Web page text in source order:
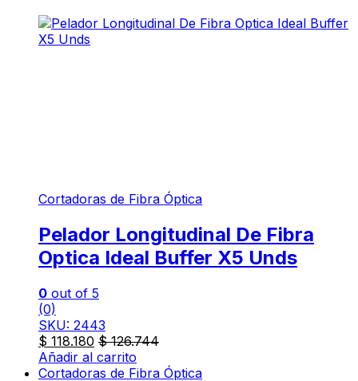
Cortadoras de Fibra Óptica
Pelador Longitudinal De Fibra
Optica Ideal Buffer X5 Unds
0 out of 5
(0)
SKU: 2443
$ 118.180 $126.744
Añadir al carrito
Cortadoras de Fibra Óptica